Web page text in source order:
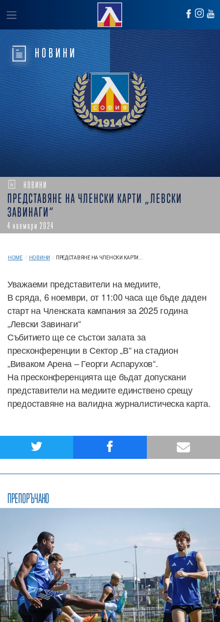
НОВИНИ
НОВИНИ
ПРЕДСТАВЯНЕ НА ЧЛЕНСКИ КАРТИ „ЛЕВСКИ
ЗАВИНАГИ“
4 ноември 2024
HOME / НОВИНИ / ПРЕДСТАВЯНЕ НА ЧЛЕНСКИ КАРТИ...
Уважаеми представители на медиите,
В сряда, 6 ноември, от 11:00 часа ще бъде даден
старт на Членската кампания за 2025 година
„Левски Завинаги“
Събитието ще се състои залата за
пресконференции в Сектор „В“ на стадион
„Виваком Арена – Георги Аспарухов“.
На пресконференцията ще бъдат допускани
представители на медиите единствено срещу
предоставяне на валидна журналистическа карта.
ПРЕПОРЪЧАНО